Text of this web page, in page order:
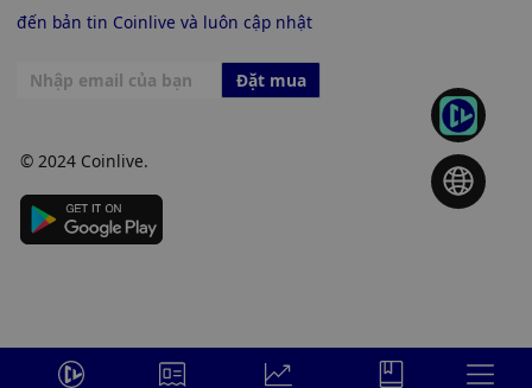
đến bản tin Coinlive và luôn cập nhật
Đặt mua
© 2024 Coinlive.